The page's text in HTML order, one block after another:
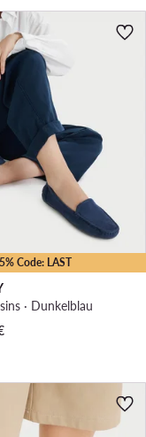
Code: LAST
· Dunkelblau